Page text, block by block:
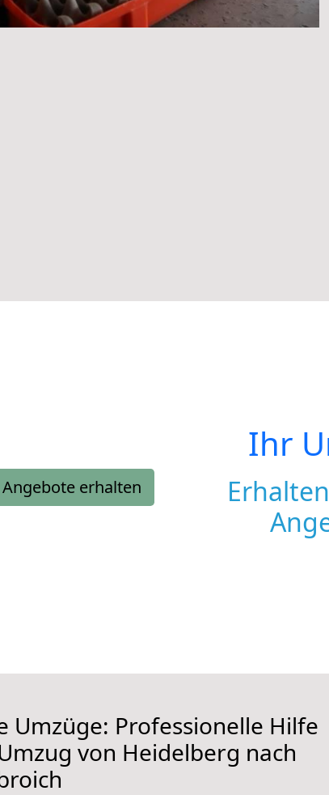
erhalten
Ihr
Umzüge: Professionelle Hilfe
von Heidelberg nach